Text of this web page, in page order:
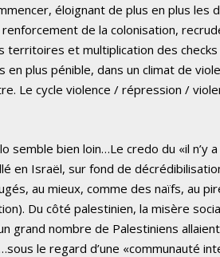
éloignant de plus en plus les
de la colonisation,
territoires et multiplication des
en plus pénible, dans un climat de
Le cycle violence / répression /
semble bien loin…Le credo du «il
en Israël, sur fond de
au mieux, comme des naïfs, au
Du côté palestinien, la misère
grand nombre de Palestiniens
le regard d’une «communauté